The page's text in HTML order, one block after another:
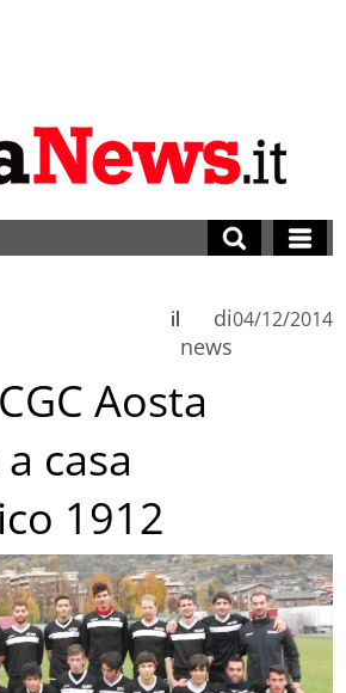
di
news
il 04/12/2014
Aosta
casa
1912